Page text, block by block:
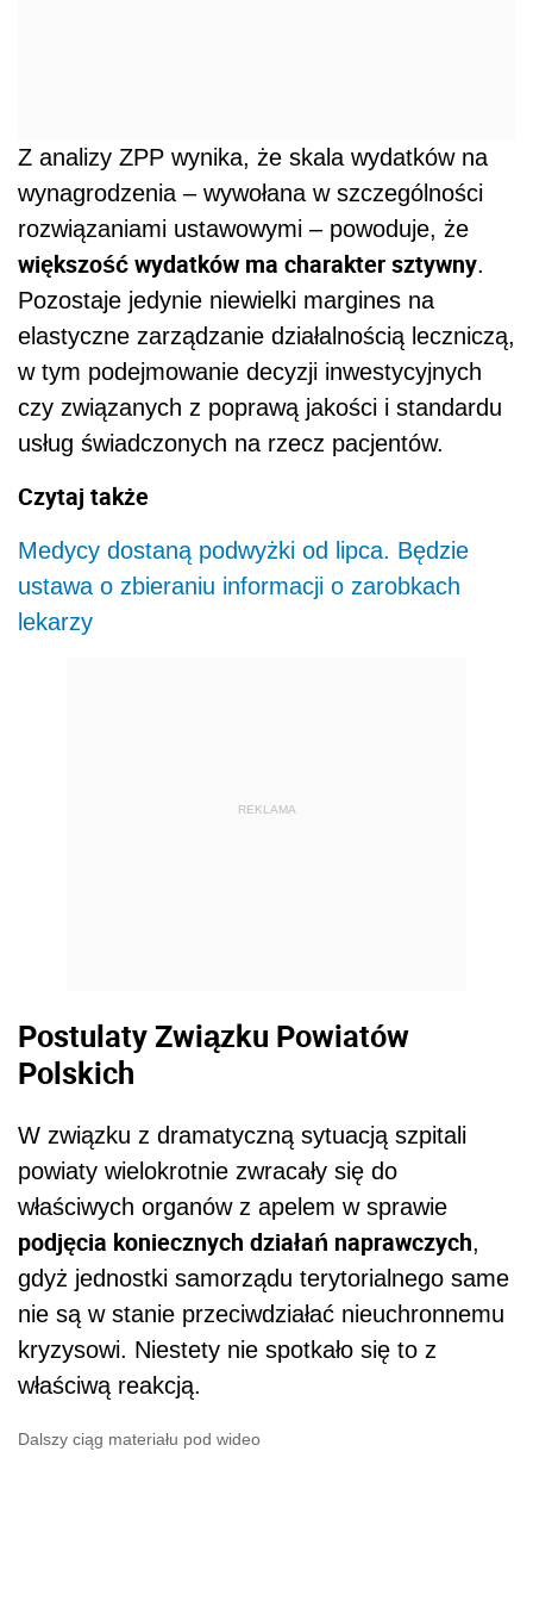
Z analizy ZPP wynika, że skala wydatków na
wynagrodzenia – wywołana w szczególności
rozwiązaniami ustawowymi – powoduje, że
większość wydatków ma charakter sztywny.
Pozostaje jedynie niewielki margines na
elastyczne zarządzanie działalnością leczniczą,
w tym podejmowanie decyzji inwestycyjnych
czy związanych z poprawą jakości i standardu
usług świadczonych na rzecz pacjentów.
Czytaj także
Medycy dostaną podwyżki od lipca. Będzie
ustawa o zbieraniu informacji o zarobkach
lekarzy
REKLAMA
Postulaty Związku Powiatów
Polskich
W związku z dramatyczną sytuacją szpitali
powiaty wielokrotnie zwracały się do
właściwych organów z apelem w sprawie
podjęcia koniecznych działań naprawczych,
gdyż jednostki samorządu terytorialnego same
nie są w stanie przeciwdziałać nieuchronnemu
kryzysowi. Niestety nie spotkało się to z
właściwą reakcją.
Dalszy ciąg materiału pod wideo